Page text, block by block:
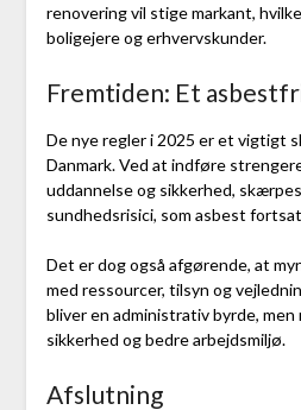
renovering vil stige markant,
boligejere og erhvervskunder.
Fremtiden: Et
De nye regler i 2025 er et vigtigt
Danmark. Ved at indføre
uddannelse og sikkerhed,
sundhedsrisici, som asbest
Det er dog også afgørende, at
med ressourcer, tilsyn og
bliver en administrativ byrde,
sikkerhed og bedre arbejdsmiljø.
Afslutning